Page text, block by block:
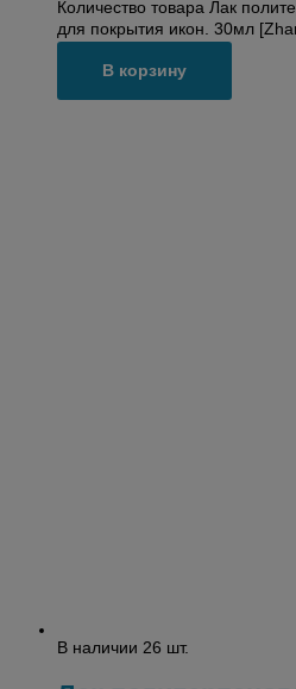
Количество товара Лак
для покрытия икон. 30мл
В корзину
В наличии 26 шт.